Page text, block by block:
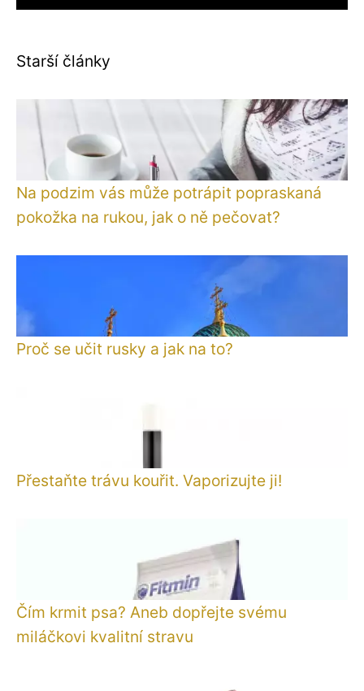
Starší články
Na podzim vás může potrápit popraskaná
pokožka na rukou, jak o ně pečovat?
Proč se učit rusky a jak na to?
Přestaňte trávu kouřit. Vaporizujte ji!
Čím krmit psa? Aneb dopřejte svému
miláčkovi kvalitní stravu